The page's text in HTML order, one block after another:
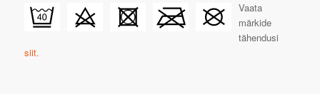
Vaata
märkide
tähendusi
siit.